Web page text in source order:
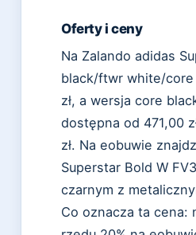
Oferty i ceny
Na Zalando adidas
black/ftwr white/
zł, a wersja core
dostępna od 471,00
zł. Na eobuwie
Superstar Bold W
czarnym z
Co oznacza ta cena: